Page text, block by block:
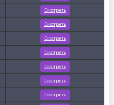
Смотреть
Смотреть
Смотреть
Смотреть
Смотреть
Смотреть
Смотреть